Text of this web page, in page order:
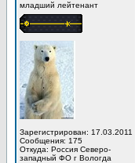
младший лейтенант
Зарегистрирован: 17.03.2011
Сообщения: 175
Откуда: Россия Северо-
западный ФО г Вологда